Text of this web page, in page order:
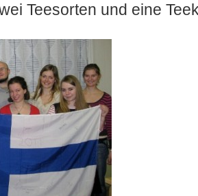
Teesorten und eine